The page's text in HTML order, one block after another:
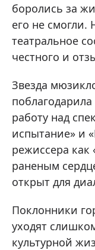
боролись за
его не смогли.
театральное
честного и
Звезда
работу над
испытание» и
режиссера
раненым
открыт для
Поклонники
уходят
культурной